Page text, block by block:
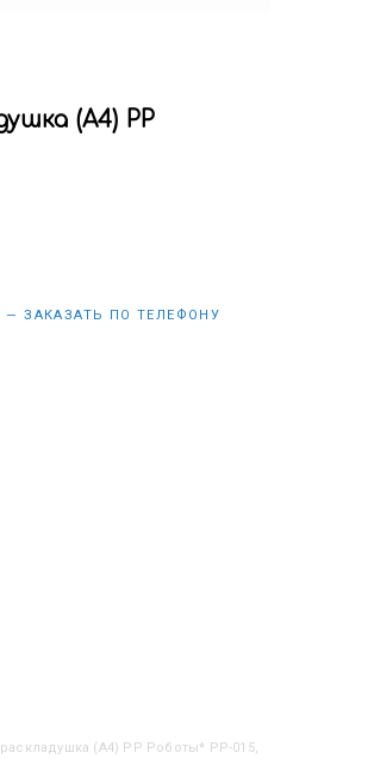
(А4) РР
— ЗАКАЗАТЬ ПО ТЕЛЕФОНУ
(А4) РР Роботы* РР-015,